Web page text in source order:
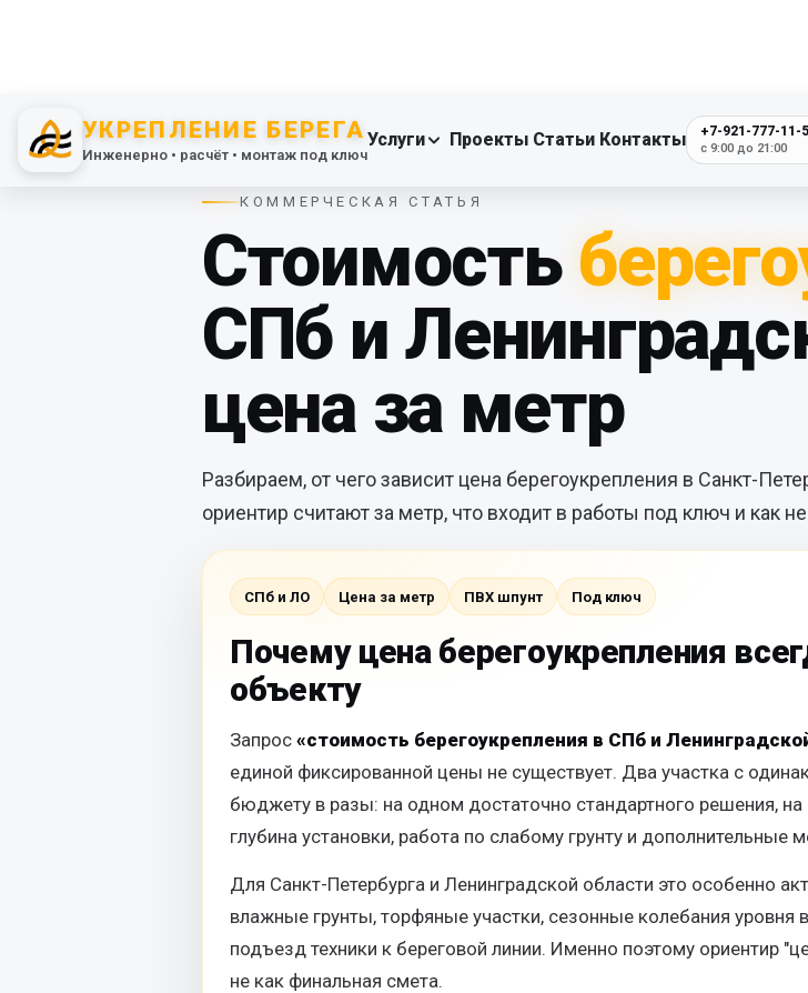
УКРЕПЛЕНИЕ БЕРЕГА
Инженерно • расчёт • монтаж под ключ
Услуги Проекты Статьи Контакты +7-921-777-11-
с 9:00 до 21:00
КОММЕРЧЕСКАЯ СТАТЬЯ
Стоимость
СПб и
цена за метр
Разбираем, от чего зависит цена берегоукрепления в Санкт-
ориентир считают за метр, что входит в работы под ключ и как
СПб и ЛО Цена за метр ПВХ шпунт Под ключ
Почему цена берегоукрепления
объекту
Запрос «стоимость берегоукрепления в СПб и
единой фиксированной цены не существует. Два участка с
бюджету в разы: на одном достаточно стандартного решения,
глубина установки, работа по слабому грунту и дополнительные
Для Санкт-Петербурга и Ленинградской области это особенно
влажные грунты, торфяные участки, сезонные колебания
подъезд техники к береговой линии. Именно поэтому ориентир
не как финальная смета.